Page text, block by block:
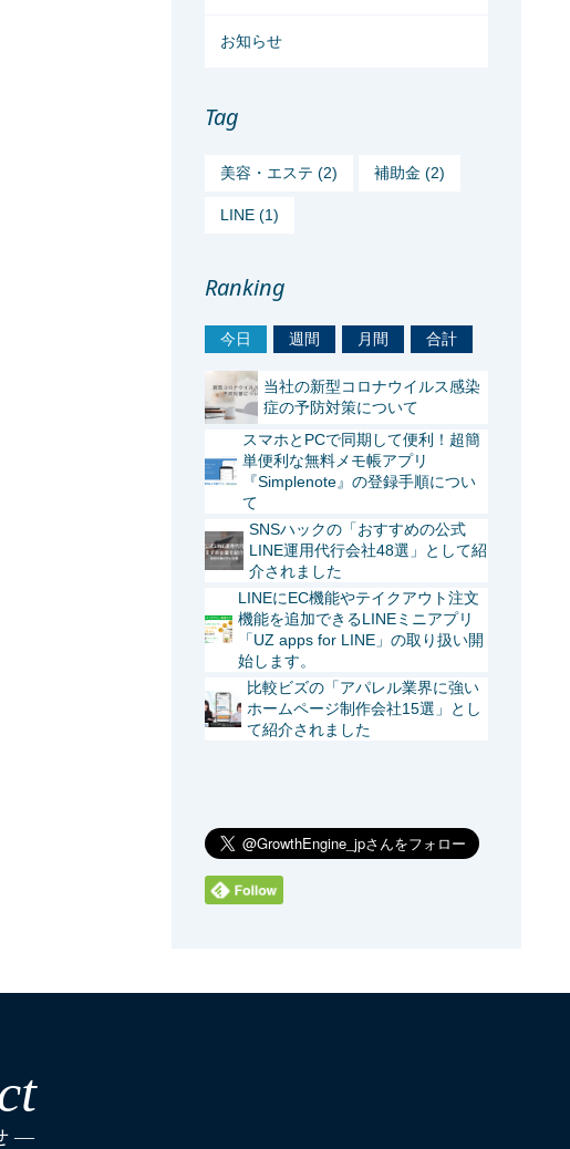
お知らせ
Tag
美容・エステ (2) 補助金 (2)
LINE (1)
Ranking
今日 週間 月間 合計
当社の新型コロナウイルス感染
症の予防対策について
スマホとPCで同期して便利！超簡
単便利な無料メモ帳アプリ
『Simplenote』の登録手順につい
て
SNSハックの「おすすめの公式
LINE運用代行会社48選」として紹
介されました
LINEにEC機能やテイクアウト注文
機能を追加できるLINEミニアプリ
「UZ apps for LINE」の取り扱い開
始します。
比較ビズの「アパレル業界に強い
ホームページ制作会社15選」とし
て紹介されました